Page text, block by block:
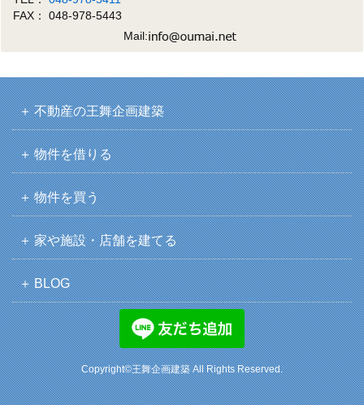
FAX： 048-978-5443
Mail:
不動産の王舞企画建築
物件を借りる
物件を買う
家や施設・店舗を建てる
BLOG
Copyright©王舞企画建築 All Rights Reserved.